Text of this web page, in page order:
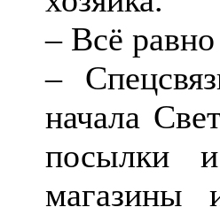
– Всё
–
начала
посылки
магазины